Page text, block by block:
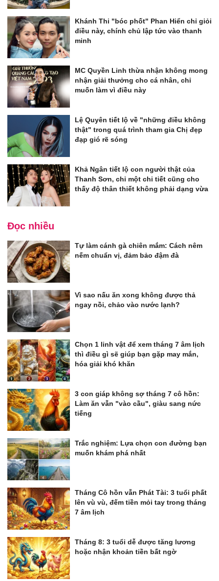
Khánh Thi "bóc phốt" Phan Hiển chỉ giỏi
điều này, chính chủ lập tức vào thanh
minh
MC Quyền Linh thừa nhận không mong
nhận giải thưởng cho cá nhân, chỉ
muốn làm vì điều này
Lệ Quyên tiết lộ về "những điều không
thật" trong quá trình tham gia Chị đẹp
đạp gió rẽ sóng
Khả Ngân tiết lộ con người thật của
Thanh Sơn, chỉ một chi tiết cũng cho
thấy độ thân thiết không phải dạng vừa
Đọc nhiều
Tự làm cánh gà chiên mắm: Cách nêm
nếm chuẩn vị, đảm bảo đậm đà
Vì sao nấu ăn xong không được thả
ngay nồi, chảo vào nước lạnh?
Chọn 1 linh vật để xem tháng 7 âm lịch
thì điều gì sẽ giúp bạn gặp may mắn,
hóa giải khó khăn
3 con giáp không sợ tháng 7 cô hồn:
Làm ăn vẫn "vào cầu", giàu sang nức
tiếng
Trắc nghiệm: Lựa chọn con đường bạn
muốn khám phá nhất
Tháng Cô hồn vẫn Phát Tài: 3 tuổi phất
lên vù vù, đếm tiền mỏi tay trong tháng
7 âm lịch
Tháng 8: 3 tuổi dễ được tăng lương
hoặc nhận khoản tiền bất ngờ